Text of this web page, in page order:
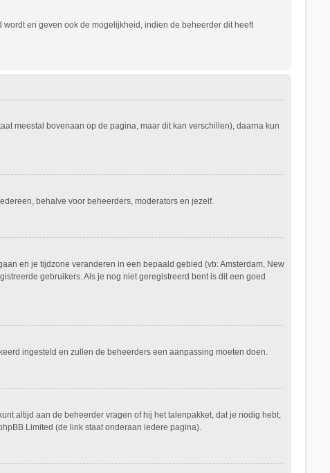
en geven ook de mogelijkheid, indien de beheerder dit heeft
meestal bovenaan op de pagina, maar dit kan verschillen), daarna kun
behalve voor beheerders, moderators en jezelf.
en je tijdzone veranderen in een bepaald gebied (vb: Amsterdam, New
gebruikers. Als je nog niet geregistreerd bent is dit een goed
ingesteld en zullen de beheerders een aanpassing moeten doen.
altijd aan de beheerder vragen of hij het talenpakket, dat je nodig hebt,
Limited (de link staat onderaan iedere pagina).